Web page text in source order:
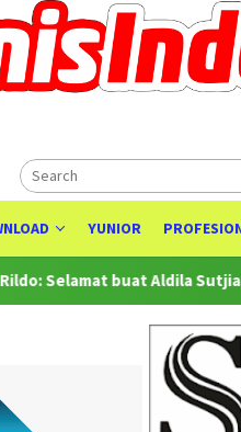
YUNIOR
Aldila Sutjiadi atas